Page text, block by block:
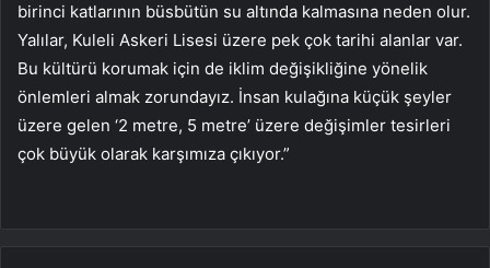
birinci katlarının büsbütün su altında kalmasına neden olur.
Yalılar, Kuleli Askeri Lisesi üzere pek çok tarihi alanlar var.
Bu kültürü korumak için de iklim değişikliğine yönelik
önlemleri almak zorundayız. İnsan kulağına küçük şeyler
üzere gelen ‘2 metre, 5 metre’ üzere değişimler tesirleri
çok büyük olarak karşımıza çıkıyor.”